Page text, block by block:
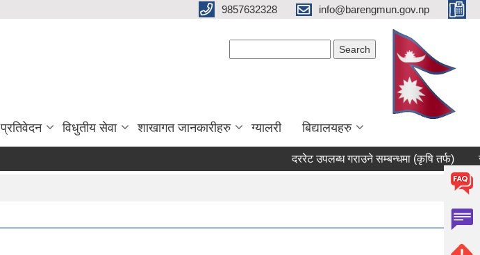
9857632328 info@barengmun.gov.np
प्रतिवेदन विधुतीय सेवा शाखागत जानकारीहरु ग्यालरी बिद्यालयहरु
दररेट उपलब्ध गराउने सम्बन्धमा (कृषि तर्फ)